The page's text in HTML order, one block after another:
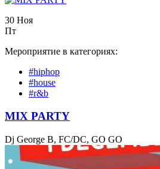
30 Ноя
Пт
Мероприятие в категориях:
#hiphop
#house
#r&b
MIX PARTY
Dj George B, FC/DC, GO GO